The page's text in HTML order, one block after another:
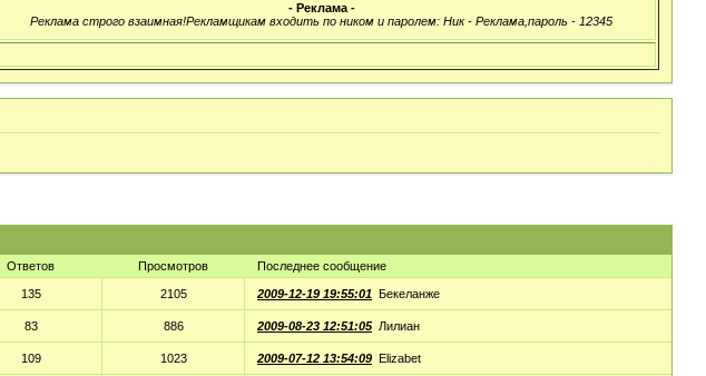
- Реклама -
Реклама строго взаимная!Рекламщикам входить по ником и паролем: Ник - Реклама,пароль - 12345
Ответов Просмотров Последнее сообщение
135 2105 2009-12-19 19:55:01 Бекеланже
83 886 2009-08-23 12:51:05 Лилиан
109 1023 2009-07-12 13:54:09 Elizabet